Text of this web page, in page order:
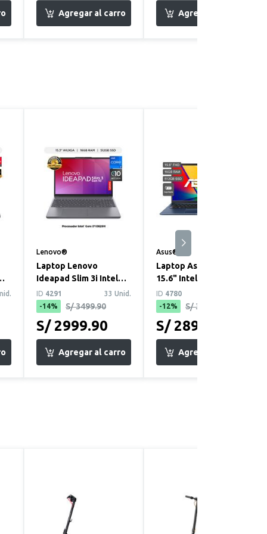
Lenovo®
Laptop Lenovo
Ideapad Slim 3i Intel
Core i7-13620H 16GB
RAM 512GB SSD 15...
ID 4291
33 Unid.
-14%
S/ 3499.90
S/ 2999.90
Asus®
Laptop Asus Vivobook
15.6" Intel Core i7
13620H 16GB 512GB
SSD W11 (X150...
ID 4780
-12%
S/ 3299.90
S/ 2899.90